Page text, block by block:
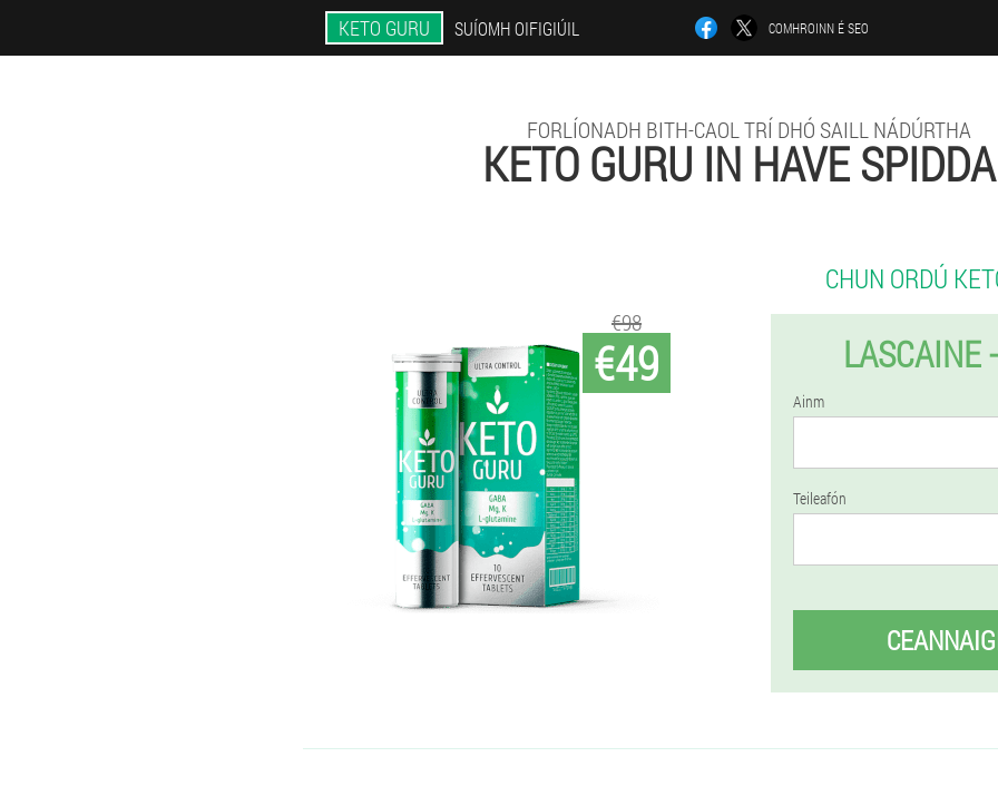
KETO GURU SUÍOMH OIFIGIÚIL COMHROINN É SEO
FORLÍONADH BITH-CAOL TRÍ DHÓ SAILL NÁDÚRTHA
KETO GURU IN HAVE
€49
€98
CHUN ORDÚ
LASCAINE
Ainm
Teileafón